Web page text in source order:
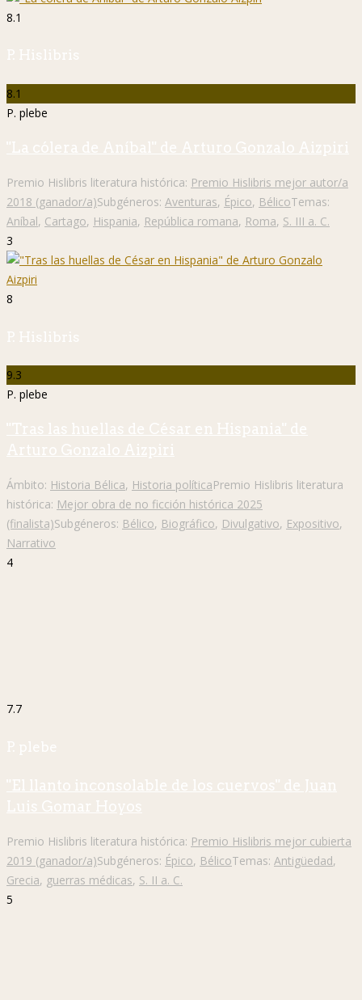
8.1
P. Hislibris
8.1
P. plebe
"La cólera de Aníbal" de Arturo Gonzalo Aizpiri
Premio Hislibris literatura histórica: Premio Hislibris mejor autor/a
2018 (ganador/a)Subgéneros: Aventuras, Épico, BélicoTemas:
Aníbal, Cartago, Hispania, República romana, Roma, S. III a. C.
3
8
P. Hislibris
9.3
P. plebe
"Tras las huellas de César en Hispania" de
Arturo Gonzalo Aizpiri
Ámbito: Historia Bélica, Historia políticaPremio Hislibris literatura
histórica: Mejor obra de no ficción histórica 2025
(finalista)Subgéneros: Bélico, Biográfico, Divulgativo, Expositivo,
Narrativo
4
7.7
P. plebe
"El llanto inconsolable de los cuervos" de Juan
Luis Gomar Hoyos
Premio Hislibris literatura histórica: Premio Hislibris mejor cubierta
2019 (ganador/a)Subgéneros: Épico, BélicoTemas: Antigüedad,
Grecia, guerras médicas, S. II a. C.
5